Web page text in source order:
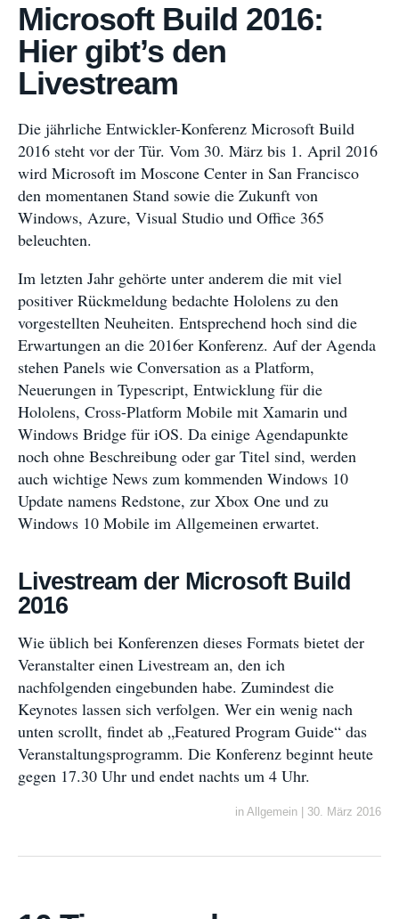
Microsoft Build 2016:
Hier gibt’s den
Livestream
Die jährliche Entwickler-Konferenz Microsoft Build
2016 steht vor der Tür. Vom 30. März bis 1. April 2016
wird Microsoft im Moscone Center in San Francisco
den momentanen Stand sowie die Zukunft von
Windows, Azure, Visual Studio und Office 365
beleuchten.
Im letzten Jahr gehörte unter anderem die mit viel
positiver Rückmeldung bedachte Hololens zu den
vorgestellten Neuheiten. Entsprechend hoch sind die
Erwartungen an die 2016er Konferenz. Auf der Agenda
stehen Panels wie Conversation as a Platform,
Neuerungen in Typescript, Entwicklung für die
Hololens, Cross-Platform Mobile mit Xamarin und
Windows Bridge für iOS. Da einige Agendapunkte
noch ohne Beschreibung oder gar Titel sind, werden
auch wichtige News zum kommenden Windows 10
Update namens Redstone, zur Xbox One und zu
Windows 10 Mobile im Allgemeinen erwartet.
Livestream der Microsoft Build
2016
Wie üblich bei Konferenzen dieses Formats bietet der
Veranstalter einen Livestream an, den ich
nachfolgenden eingebunden habe. Zumindest die
Keynotes lassen sich verfolgen. Wer ein wenig nach
unten scrollt, findet ab „Featured Program Guide“ das
Veranstaltungsprogramm. Die Konferenz beginnt heute
gegen 17.30 Uhr und endet nachts um 4 Uhr.
in Allgemein 30. März 2016